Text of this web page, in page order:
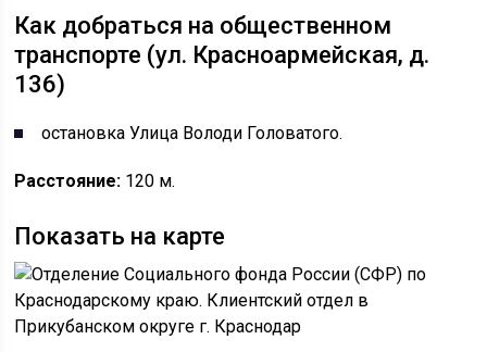
Как добраться на общественном
транспорте (ул. Красноармейская, д.
136)
остановка Улица Володи Головатого.
Расстояние: 120 м.
Показать на карте